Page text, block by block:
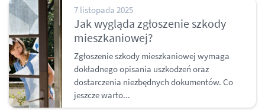
7 listopada 2025
Jak wygląda zgłoszenie szkody
mieszkaniowej?
Zgłoszenie szkody mieszkaniowej wymaga
dokładnego opisania uszkodzeń oraz
dostarczenia niezbędnych dokumentów. Co
jeszcze warto...